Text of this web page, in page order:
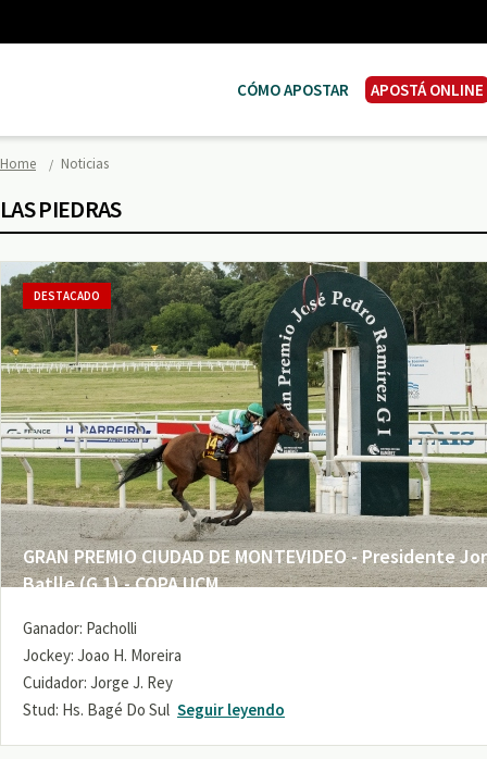
CÓMO APOSTAR APOSTÁ ONLINE
Home Noticias
LAS PIEDRAS
GRAN PREMIO CIUDAD DE MONTEVIDEO - Presidente
Batlle (G 1) - COPA UCM
DESTACADO
Ganador: Pacholli
Jockey: Joao H. Moreira
Cuidador: Jorge J. Rey
Stud: Hs. Bagé Do Sul Seguir leyendo